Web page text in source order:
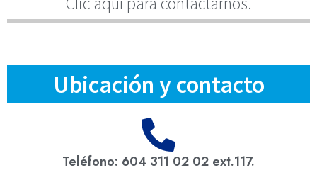
Ubicación y contacto
Teléfono: 604 311 02 02 ext.117.